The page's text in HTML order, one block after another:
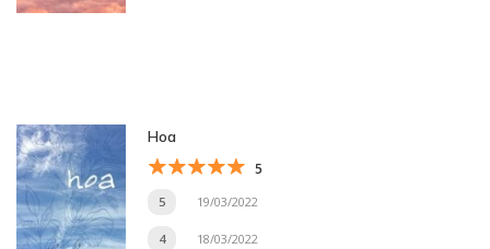
Hoa
5
5 19/03/2022
4 18/03/2022